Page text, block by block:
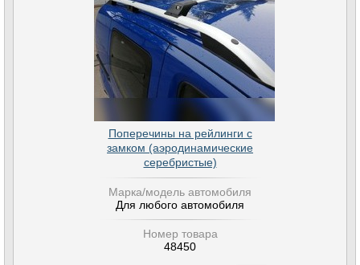
Поперечины на рейлинги с
замком (аэродинамические
серебристые)
Марка/модель автомобиля
Для любого автомобиля
Номер товара
48450